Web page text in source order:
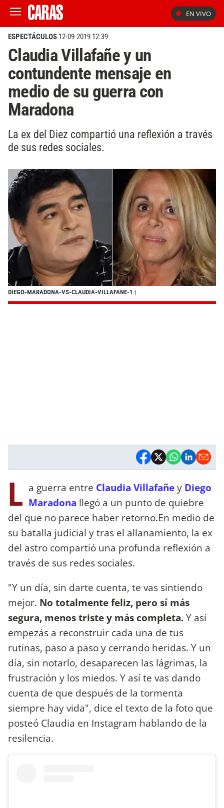
EN VIVO
ESPECTÁCULOS 12-09-2019 12:39
Claudia Villafañe y un
contundente mensaje en
medio de su guerra con
Maradona
La ex del Diez compartió una reflexión a través
de sus redes sociales.
DIEGO-MARADONA-VS-CLAUDIA-VILLAFANE-1 |
L a guerra entre Claudia Villafañey Diego
Maradona llegó a un punto de quiebre
del que no parece haber retorno.En medio de
su batalla judicial y tras el allanamiento, la ex
del astro compartió una profunda reflexión a
través de sus redes sociales.
"Y un día, sin darte cuenta, te vas sintiendo
mejor. No totalmente feliz, pero sí más
segura, menos triste y más completa.Y así
empezás a reconstruir cada una de tus
rutinas, paso a paso y cerrando heridas. Y un
día, sin notarlo, desaparecen las lágrimas, la
frustración y los miedos. Y así te vas dando
cuenta de que después de la tormenta
siempre hay vida", dice el texto de la foto que
posteó Claudia en Instagram hablando de la
resilencia.